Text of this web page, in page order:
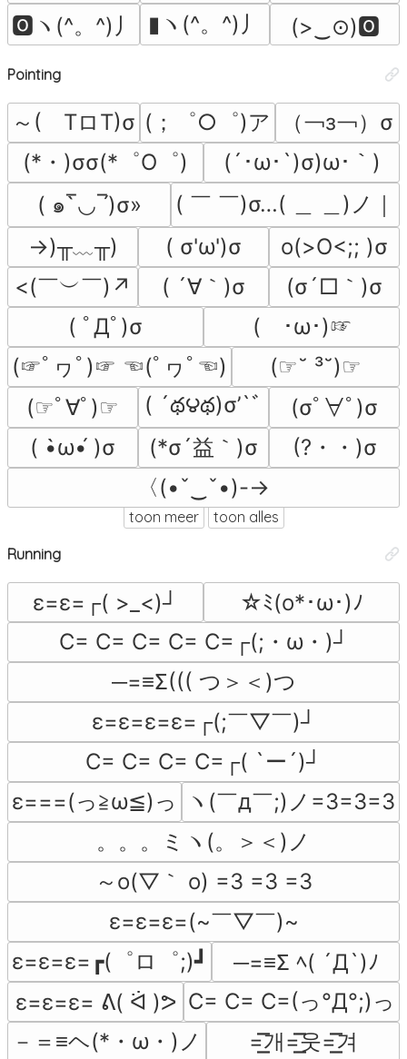
🅾ヽ(^。^)丿
▮ヽ(^。^)丿 (>‿⊙)🅾
Pointing
～(　TロT)σ (；゜○゜)ア
（￢з￢）σ
(*・)σσ(*゜O゜)
(´･ω･`)σ)ω･｀)
( ๑‾̀◡‾́)σ»
( ￣ ￣)σ…( ＿ ＿)ノ｜
→)╥﹏╥)
( σ'ω')σ
o(>O<;; )σ
<(￣︶￣)↗
( ´∀｀)σ
(σ´□｀)σ
( ﾟДﾟ)σ
(　･ω･)☞
(☞ﾟヮﾟ)☞ ☜(ﾟヮﾟ☜)
(☞˘ ³˘)☞
(☞ﾟ∀ﾟ)☞
( ´థ౪థ)σ’`ﾞ
(σﾟ∀ﾟ)σ
( •̀ω•́ )σ
(*σ´益｀)σ
(?・・)σ
〈(•ˇ‿ˇ•)-→
toon meer toon alles
Running
ε=ε=┌( >_<)┘
☆ﾐ(o*･ω･)ﾉ
C= C= C= C= C=┌(;・ω・)┘
─=≡Σ((( つ＞＜)つ
ε=ε=ε=ε=┌(;￣▽￣)┘
C= C= C= C=┌( `ー´)┘
ε===(っ≧ω≦)っ
ヽ(￣д￣;)ノ=3=3=3
。。。ミヽ(。＞＜)ノ
～o(▽｀ o) =3 =3 =3
ε=ε=ε=(~￣▽￣)~
ε=ε=ε=┏(゜ロ゜;)┛
─=≡Σ ﾍ( ´Д`)ﾉ
ε=ε=ε= ᕕ( ᐛ )ᕗ C= C= C=(っ°Д°;)っ
－＝≡ヘ(*・ω・)ノ
=͟͟͞͞개=͟͟͞͞웃=͟͟͞͞겨